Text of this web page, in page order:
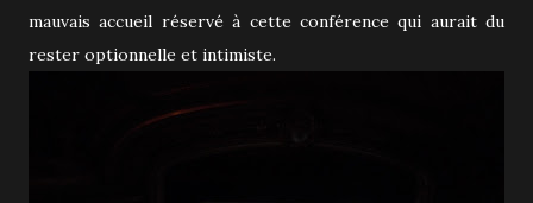
mauvais accueil réservé à cette conférence qui aurait du
rester optionnelle et intimiste.